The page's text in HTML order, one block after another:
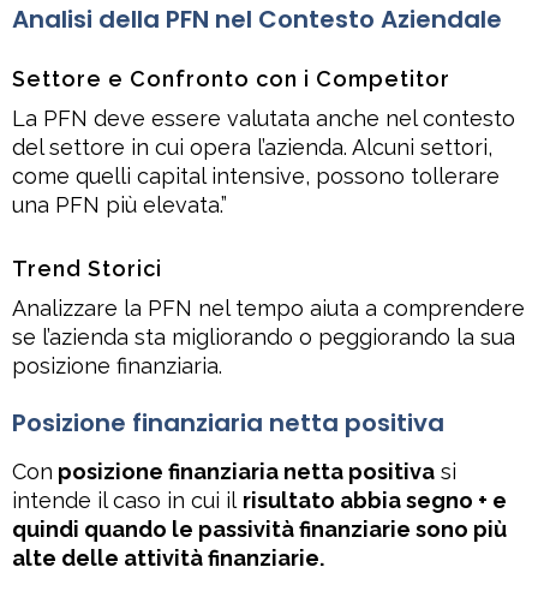
Analisi della PFN nel Contesto Aziendale
Settore e Confronto con i Competitor
La PFN deve essere valutata anche nel contesto
del settore in cui opera l’azienda. Alcuni settori,
come quelli capital intensive, possono tollerare
una PFN più elevata.”
Trend Storici
Analizzare la PFN nel tempo aiuta a comprendere
se l’azienda sta migliorando o peggiorando la sua
posizione finanziaria.
Posizione finanziaria netta positiva
Con posizione finanziaria netta positiva si
intende il caso in cui il risultato abbia segno + e
quindi quando le passività finanziarie sono più
alte delle attività finanziarie.